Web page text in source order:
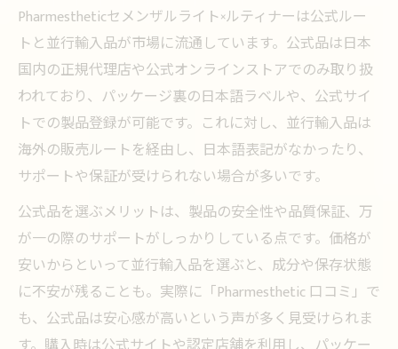
Pharmestheticセメンザルライト×ルティナーは公式ルー
トと並行輸入品が市場に流通しています。公式品は日本
国内の正規代理店や公式オンラインストアでのみ取り扱
われており、パッケージ裏の日本語ラベルや、公式サイ
トでの製品登録が可能です。これに対し、並行輸入品は
海外の販売ルートを経由し、日本語表記がなかったり、
サポートや保証が受けられない場合が多いです。
公式品を選ぶメリットは、製品の安全性や品質保証、万
が一の際のサポートがしっかりしている点です。価格が
安いからといって並行輸入品を選ぶと、成分や保存状態
に不安が残ることも。実際に「Pharmesthetic 口コミ」で
も、公式品は安心感が高いという声が多く見受けられま